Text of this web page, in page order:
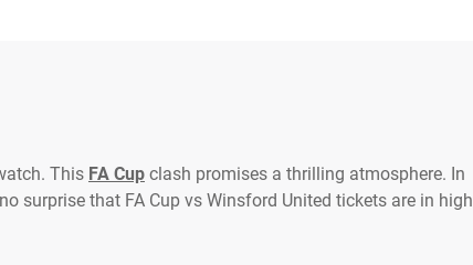
This FA Cup clash promises a thrilling atmosphere. In
surprise that FA Cup vs Winsford United tickets are in high